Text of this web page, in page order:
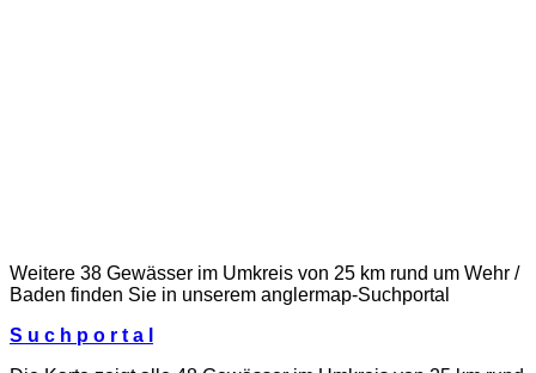
Weitere 38 Gewässer im Umkreis von 25 km rund um Wehr /
Baden finden Sie in unserem anglermap-Suchportal
S u c h p o r t a l